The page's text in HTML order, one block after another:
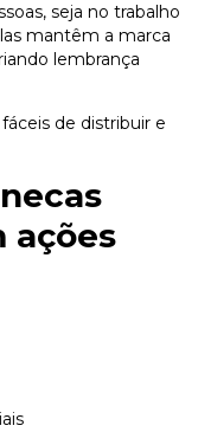
seja no trabalho
mantêm a marca
lembrança
de distribuir e
ações